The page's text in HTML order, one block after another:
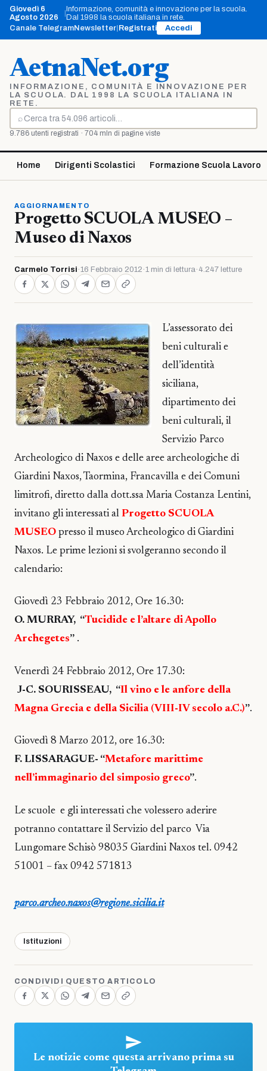
Vai
contenuto
Giovedì 6
Agosto 2026
Informazione, comunità e innovazione per la scuola.
Dal 1998 la scuola italiana in rete.
Canale TelegramNewsletter Registrati Accedi
AetnaNet.org
INFORMAZIONE, COMUNITÀ E INNOVAZIONE PER
LA SCUOLA. DAL 1998 LA SCUOLA ITALIANA IN
RETE.
⌕
Cerca
9.786 utenti registrati · 704 mln di pagine viste
Home Dirigenti Scolastici Formazione Scuola Lavoro
AGGIORNAMENTO
Progetto SCUOLA MUSEO –
Museo di Naxos
Carmelo Torrisi ·16 Febbraio 2012 ·1 min di lettura· 4.247 letture
L’assessorato dei
beni culturali e
dell’identità
siciliana,
dipartimento dei
beni culturali, il
Servizio Parco
Archeologico di Naxos e delle aree archeologiche di
Giardini Naxos, Taormina, Francavilla e dei Comuni
limitrofi, diretto dalla dott.ssa Maria Costanza Lentini,
invitano gli interessati al Progetto SCUOLA
MUSEO presso il museo Archeologico di Giardini
Naxos. Le prime lezioni si svolgeranno secondo il
calendario:
Giovedì 23 Febbraio 2012, Ore 16.30:
O. MURRAY, “Tucidide e l’altare di Apollo
Archegetes” .
Venerdì 24 Febbraio 2012, Ore 17.30:
J-C. SOURISSEAU, “Il vino e le anfore della
Magna Grecia e della Sicilia (VIII-IV secolo a.C.)”.
Giovedì 8 Marzo 2012, ore 16.30:
F. LISSARAGUE- “Metafore marittime
nell’immaginario del simposio greco”.
Le scuole e gli interessati che volessero aderire
potranno contattare il Servizio del parco Via
Lungomare Schisò 98035 Giardini Naxos tel. 0942
51001 – fax 0942 571813
parco.archeo.naxos@regione.sicilia.it
Istituzioni
CONDIVIDI QUESTO ARTICOLO
Le notizie come questa arrivano prima su